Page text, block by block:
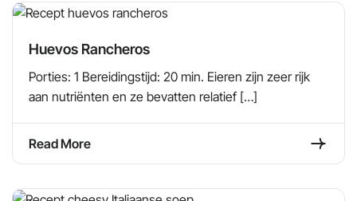
Huevos Rancheros
Porties: 1 Bereidingstijd: 20 min. Eieren zijn zeer rijk
aan nutriënten en ze bevatten relatief […]
Read More